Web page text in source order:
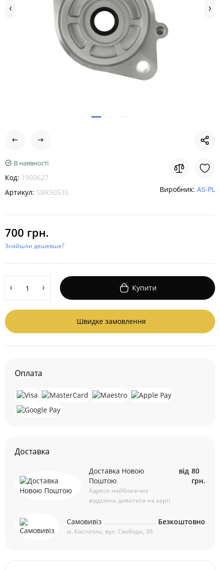
В наявності
Код: 1900627
Артикул: SBR5053S Виробник: AS-PL
700 грн.
Знайшли дешевше?
Купити
Швидке замовлення
Оплата
Доставка
Доставка Новою
Поштою
Адреси найближчих
відділень дивитися на карті
від 80
грн.
Самовивіз
м. Костопіль, вул. Свободи, 39
Безкоштовно